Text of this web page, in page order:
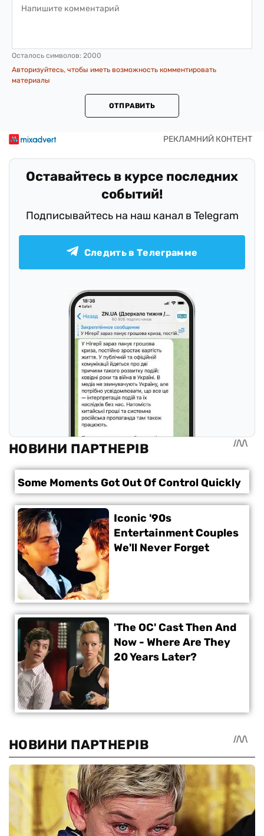
Осталось символов: 2000
Авторизуйтесь, чтобы иметь возможность комментировать
материалы
ОТПРАВИТЬ
Оставайтесь в курсе последних
событий!
Подписывайтесь на наш канал в Telegram
Следить в Телеграмме